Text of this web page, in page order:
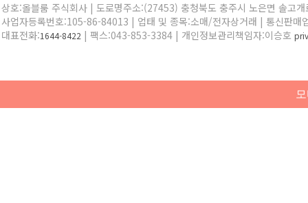
상호:올블룸 주식회사 | 도로명주소:(27453) 충청북도 충주시 노은면 솔고
사업자등록번호:105-86-84013 | 업태 및 종목:소매/전자상거래 | 통신판매
대표전화:1644-8422 | 팩스:043-853-3384 | 개인정보관리책임자:이승호